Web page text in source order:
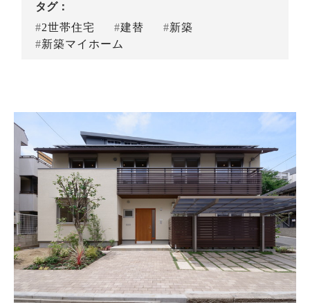
タグ：
2世帯住宅
建替
新築
新築マイホーム